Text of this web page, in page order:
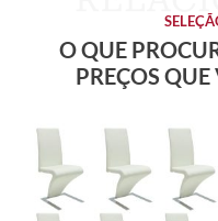
O QUE
PREÇOS